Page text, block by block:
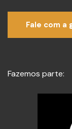
Fale com a
Fazemos parte: